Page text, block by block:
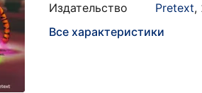
Издательство
Pretext,
Все характеристики